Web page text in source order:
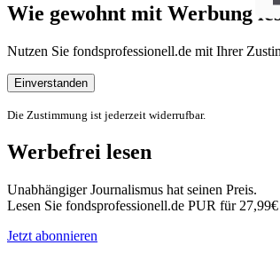
Wie gewohnt mit Werbung
Nutzen Sie fondsprofessionell.de mit Ihrer
Einverstanden
Die Zustimmung ist jederzeit widerrufbar.
Werbefrei lesen
Unabhängiger Journalismus hat seinen Preis.
Lesen Sie fondsprofessionell.de PUR für
Jetzt abonnieren